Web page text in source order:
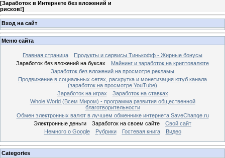
[Заработок в Интернете без вложений и
рисков!]
Вход на сайт
Меню сайта
Главная страница
Продукты и сервисы Тинькофф - Жирные бонусы
Заработок без вложений на буксах
Майнинг и заработок на криптовалюте
Заработок без вложений на просмотре рекламы
Продвижение в социальных сетях, раскрутка и монетизация ютуб канала
(заработок на просмотре YouTube)
Заработок на играх
Заработок на ставках
Whole World (Всем Миром) - программа развития общественной
благотворительности
Обмен электронных валют в лучшем обменнике интернета SaveChange.ru
Электронные деньги
Заработок на своем сайте
Свой сайт
Немного о Google
Рубрики Гостевая книга Видео
Categories